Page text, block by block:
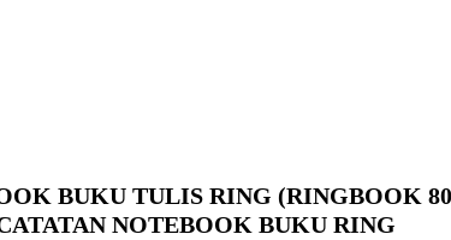
BUKU TULIS RING (RINGBOOK
NOTEBOOK BUKU RING